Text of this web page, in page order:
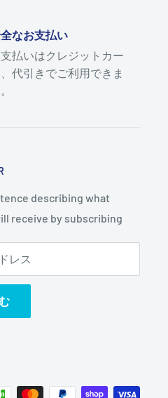
なお支払い
払いはクレジットカー
、代引きでご利用できま
describing what
receive by subscribing
レス